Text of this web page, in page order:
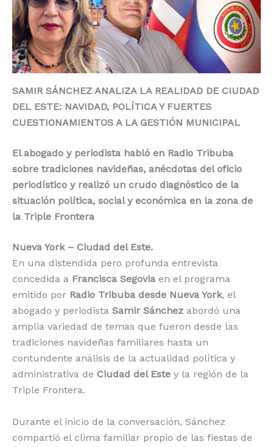
o
k
p
k
r
SAMIR SÁNCHEZ ANALIZA LA REALIDAD DE CIUDAD
DEL ESTE: NAVIDAD, POLÍTICA Y FUERTES
CUESTIONAMIENTOS A LA GESTIÓN MUNICIPAL
El abogado y periodista habló en Radio Tribuba
sobre tradiciones navideñas, anécdotas del oficio
periodístico y realizó un crudo diagnóstico de la
situación política, social y económica en la zona de
la Triple Frontera
Nueva York – Ciudad del Este.
En una distendida pero profunda entrevista
concedida a Francisca Segovia en el programa
emitido por Radio Tribuba desde Nueva York, el
abogado y periodista Samir Sánchez abordó una
amplia variedad de temas que fueron desde las
tradiciones navideñas familiares hasta un
contundente análisis de la actualidad política y
administrativa de Ciudad del Este y la región de la
Triple Frontera.
Durante el inicio de la conversación, Sánchez
compartió el clima familiar propio de las fiestas de